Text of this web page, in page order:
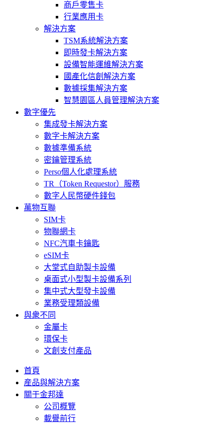
商戶零售卡
行業應用卡
解決方案
TSM系統解決方案
即時發卡解決方案
設備智能運維解決方案
國產化信創解決方案
數據採集解決方案
智慧園區人員管理解決方案
數字優先
集成發卡解決方案
數字卡解決方案
數據準備系統
密鑰管理系統
Perso個人化處理系統
TR（Token Requestor）服務
數字人民幣硬件錢包
萬物互聯
SIM卡
物聯網卡
NFC汽車卡鑰匙
eSIM卡
大堂式自助製卡設備
桌面式小型製卡設備系列
集中式大型發卡設備
業務受理類設備
與衆不同
金屬卡
環保卡
文創支付產品
首頁
産品與解決方案
關于金邦達
公司概覽
載譽前行